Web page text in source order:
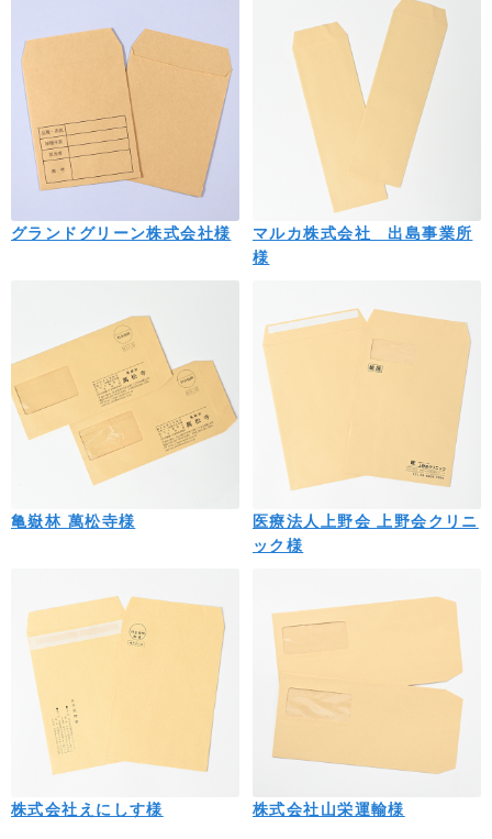
グランドグリーン株式会社様
マルカ株式会社 出島事業所
様
亀嶽林 萬松寺様
医療法人上野会 上野会クリニ
ック様
株式会社えにしす様 株式会社山栄運輸様